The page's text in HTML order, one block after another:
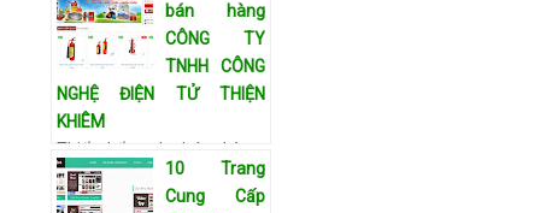
bán hàng
CÔNG TY
TNHH CÔNG
NGHỆ ĐIỆN TỬ THIỆN
KHIÊM
Thiết kế web bán hàng
CÔNG TY TNHH CÔNG
NGHỆ ĐIỆN TỬ THIỆN
10 Trang
Cung Cấp